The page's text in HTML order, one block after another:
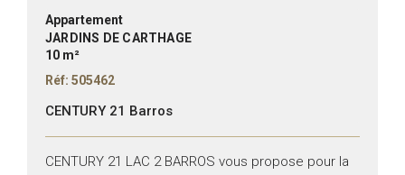
Appartement
JARDINS DE CARTHAGE
10 m²
Réf: 505462
CENTURY 21 Barros
CENTURY 21 LAC 2 BARROS vous propose pour la